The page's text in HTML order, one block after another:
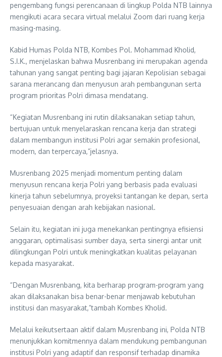
pengembang fungsi perencanaan di lingkup Polda NTB lainnya
mengikuti acara secara virtual melalui Zoom dari ruang kerja
masing-masing.
Kabid Humas Polda NTB, Kombes Pol. Mohammad Kholid,
S.I.K., menjelaskan bahwa Musrenbang ini merupakan agenda
tahunan yang sangat penting bagi jajaran Kepolisian sebagai
sarana merancang dan menyusun arah pembangunan serta
program prioritas Polri dimasa mendatang.
“Kegiatan Musrenbang ini rutin dilaksanakan setiap tahun,
bertujuan untuk menyelaraskan rencana kerja dan strategi
dalam membangun institusi Polri agar semakin profesional,
modern, dan terpercaya,”jelasnya.
Musrenbang 2025 menjadi momentum penting dalam
menyusun rencana kerja Polri yang berbasis pada evaluasi
kinerja tahun sebelumnya, proyeksi tantangan ke depan, serta
penyesuaian dengan arah kebijakan nasional.
Selain itu, kegiatan ini juga menekankan pentingnya efisiensi
anggaran, optimalisasi sumber daya, serta sinergi antar unit
dilingkungan Polri untuk meningkatkan kualitas pelayanan
kepada masyarakat.
“Dengan Musrenbang, kita berharap program-program yang
akan dilaksanakan bisa benar-benar menjawab kebutuhan
institusi dan masyarakat,”tambah Kombes Kholid.
Melalui keikutsertaan aktif dalam Musrenbang ini, Polda NTB
menunjukkan komitmennya dalam mendukung pembangunan
institusi Polri yang adaptif dan responsif terhadap dinamika